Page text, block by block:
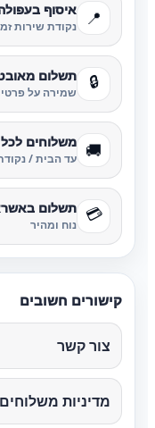
📍 איסוף
נקודת שירות
🔒 תשלום
שמירה על
🚚 משלוחים
עד הבית /
💳 תשלום
נוח ומהיר
קישורים חשובים
צור קשר
מדיניות משלוחים